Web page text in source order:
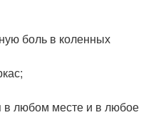
боль в коленных
любом месте и в любое